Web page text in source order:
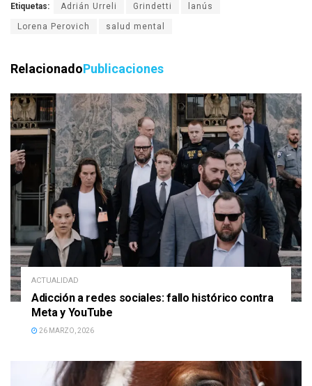
Etiquetas: Adrián Urreli Grindetti lanús
Lorena Perovich salud mental
RelacionadoPublicaciones
ACTUALIDAD
Adicción a redes sociales: fallo histórico contra
Meta y YouTube
26 MARZO, 2026